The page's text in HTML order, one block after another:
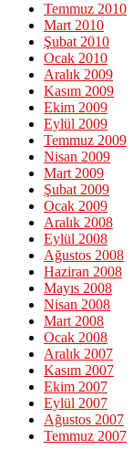
Temmuz 2010
Mart 2010
Şubat 2010
Ocak 2010
Aralık 2009
Kasım 2009
Ekim 2009
Eylül 2009
Temmuz 2009
Nisan 2009
Mart 2009
Şubat 2009
Ocak 2009
Aralık 2008
Eylül 2008
Ağustos 2008
Haziran 2008
Mayıs 2008
Nisan 2008
Mart 2008
Ocak 2008
Aralık 2007
Kasım 2007
Ekim 2007
Eylül 2007
Ağustos 2007
Temmuz 2007